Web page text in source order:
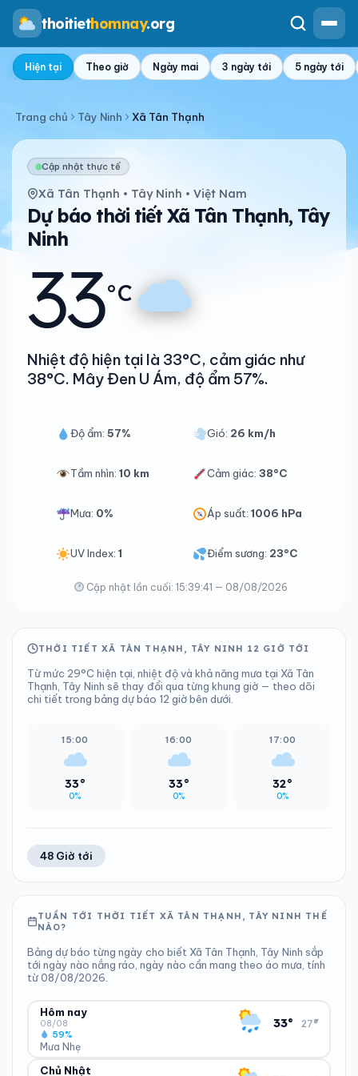
thoitiethomnay.org
Hiện tại Theo giờ Ngày mai 3 ngày tới 5 ngày tới
Trang chủ Tây Ninh Xã Tân Thạnh
Cập nhật thực tế
Xã Tân Thạnh • Tây Ninh • Việt Nam
Dự báo thời tiết Xã Tân Thạnh, Tây
Ninh
33°C
Nhiệt độ hiện tại là 33°C, cảm giác như
38°C. Mây Đen U Ám, độ ẩm 57%.
Độ ẩm: 57% Gió: 26 km/h
Tầm nhìn: 10 km Cảm giác:38°C
Mưa: 0% Áp suất:1006 hPa
UV Index: 1 Điểm sương: 23°C
Cập nhật lần cuối: 15:39:41 — 08/08/2026
THỜI TIẾT XÃ TÂN THẠNH, TÂY NINH 12 GIỜ TỚI
Từ mức 29°C hiện tại, nhiệt độ và khả năng mưa tại Xã Tân
Thạnh, Tây Ninh sẽ thay đổi qua từng khung giờ — theo dõi
chi tiết trong bảng dự báo 12 giờ bên dưới.
15:00
33°
0%
16:00
33°
0%
17:00
32°
0%
48 Giờ tới
TUẦN TỚI THỜI TIẾT XÃ TÂN THẠNH, TÂY NINH THẾ
NÀO?
Bảng dự báo từng ngày cho biết Xã Tân Thạnh, Tây Ninh sắp
tới ngày nào nắng ráo, ngày nào cần mang theo áo mưa, tính
từ 08/08/2026.
Hôm nay
08/08
Mưa Nhẹ
59%
33° 27°
▾
ĐỘ ẨM
Chủ Nhật